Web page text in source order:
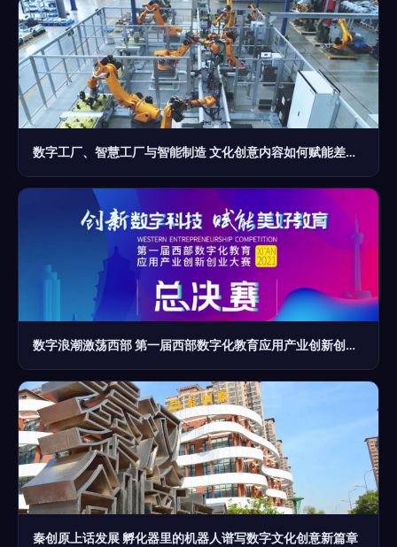
数字工厂、智慧工厂与智能制造 文化创意内容如何赋能差异升级？
数字浪潮激荡西部 第一届西部数字化教育应用产业创新创业大赛决赛开幕
秦创原上话发展 孵化器里的机器人谱写数字文化创意新篇章